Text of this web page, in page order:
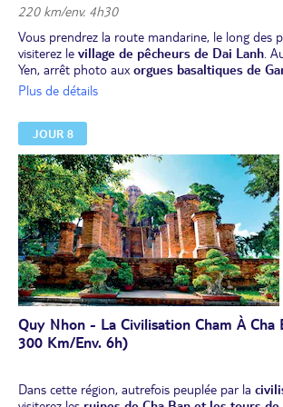
220 km/env. 4h30
Vous prendrez la route mandarine, le long des
visiterez le village de pêcheurs de Dai Lanh.
Yen, arrêt photo aux orgues basaltiques de
merveille naturelle unique du Vietnam.
Vous vous dirigerez vers Quy Nhon en
sauvages de sable immaculé et de formations
pied sur Eo Gio, un détroit spectaculaire avec
impressionnanteset une vue magnifique sur la
À Quy Nhon, première exploration de la ville
magnifique littoral, où uneplage dorée s’étire
cristalline.
Dîner dégustation de "banh canh".
Nuit à l’hôtel à Quy Nhon.
Plus de détails
JOUR 8
Quy Nhon - La Civilisation Cham À Cha
300 Km/env. 6h)
Dans cette région, autrefois peuplée par la